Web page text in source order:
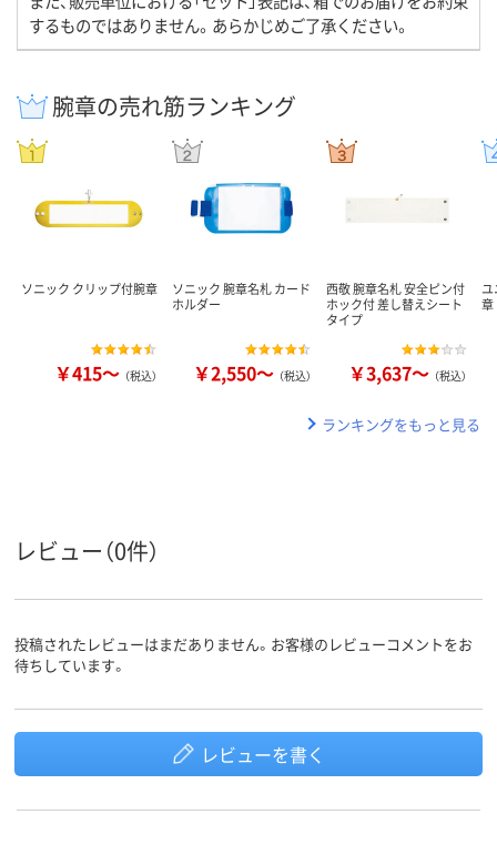
するものではありません。あらかじめご了承ください。
腕章の売れ筋ランキング
ソニック クリップ付腕章
￥415～ （税込）
ソニック 腕章名札 カード
ホルダー
￥2,550～ （税込）
西敬 腕章名札 安全ピン付
ホック付 差し替えシート
タイプ
￥3,637～ （税込）
ランキングをもっと見る
レビュー（0件）
投稿されたレビューはまだありません。お客様のレビューコメントをお
待ちしています。
レビューを書く